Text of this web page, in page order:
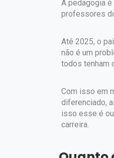
A pedagogia
professores
Até 2025, o
não é um
todos tenham
Com isso em
diferenciado,
isso esse é
carreira.